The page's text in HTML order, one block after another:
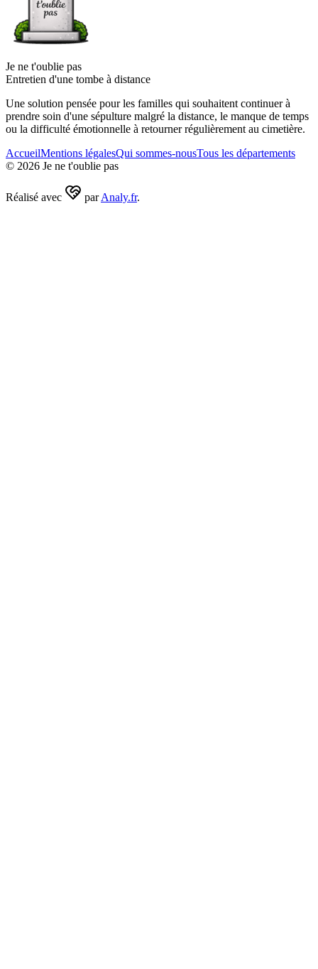
Je ne t'oublie pas
Entretien d'une tombe à distance
Une solution pensée pour les familles qui souhaitent continuer à
prendre soin d'une sépulture malgré la distance, le manque de temps
ou la difficulté émotionnelle à retourner régulièrement au cimetière.
AccueilMentions légalesQui sommes-nousTous les départements
© 2026 Je ne t'oublie pas
Réalisé avec par Analy.fr.